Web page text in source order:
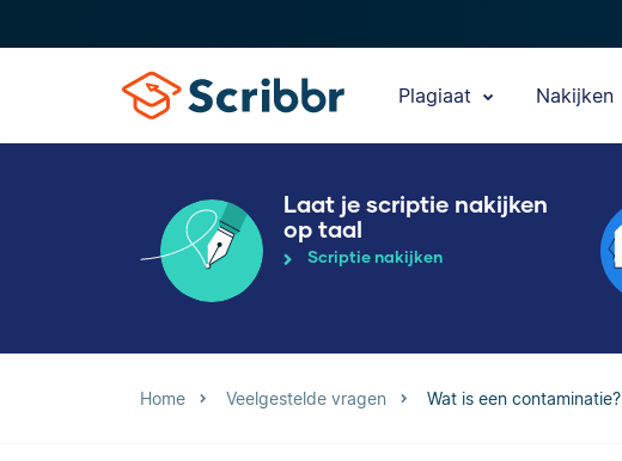
Plagiaat Nakijken
Laat je scriptie nakijken
op taal
Scriptie nakijken
Home Veelgestelde vragen Wat is een contaminatie?